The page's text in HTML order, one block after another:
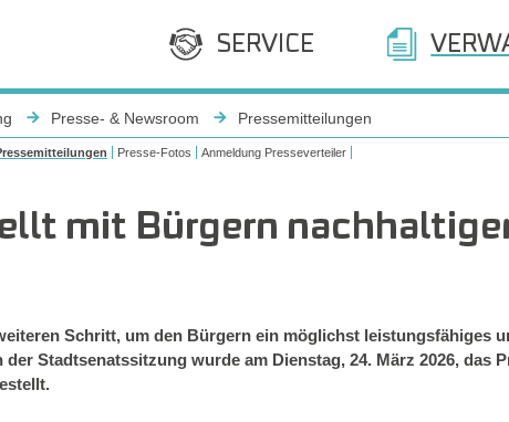
SERVICE
Presse- & Newsroom Pressemitteilungen
Presse-Fotos Anmeldung Presseverteiler
mit Bürgern
Schritt, um den Bürgern ein möglichst leistungsfähiges
der Stadtsenatssitzung wurde am Dienstag, 24. März 2026, das